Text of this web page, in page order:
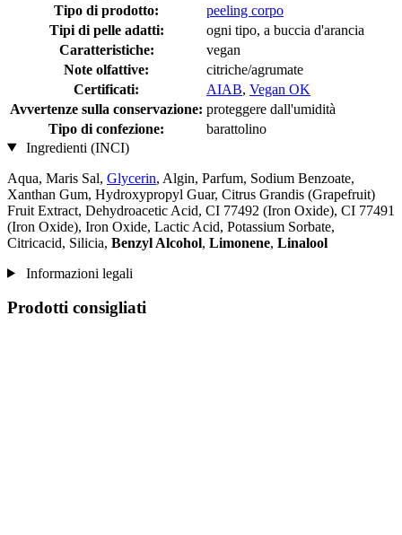
Tipo di prodotto:
peeling corpo
Tipi di pelle adatti:
ogni tipo, a buccia d'arancia
Caratteristiche:
vegan
Note olfattive:
citriche/agrumate
Certificati:
AIAB, Vegan OK
Avvertenze sulla conservazione: proteggere dall'umidità
Tipo di confezione:
barattolino
Ingredienti (INCI)
Aqua, Maris Sal, Glycerin, Algin, Parfum, Sodium Benzoate,
Xanthan Gum, Hydroxypropyl Guar, Citrus Grandis (Grapefruit)
Fruit Extract, Dehydroacetic Acid, CI 77492 (Iron Oxide), CI 77491
(Iron Oxide), Iron Oxide, Lactic Acid, Potassium Sorbate,
Citricacid, Silicia, Benzyl Alcohol, Limonene, Linalool
Informazioni legali
Prodotti consigliati